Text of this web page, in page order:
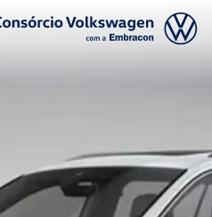
Logo Consórcio Volkswagen com